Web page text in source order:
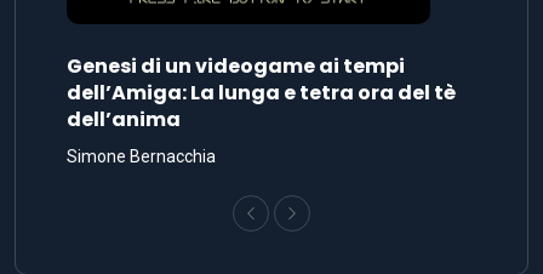
Genesi di un videogame ai tempi
dell’Amiga: La lunga e tetra ora del tè
dell’anima
Simone Bernacchia